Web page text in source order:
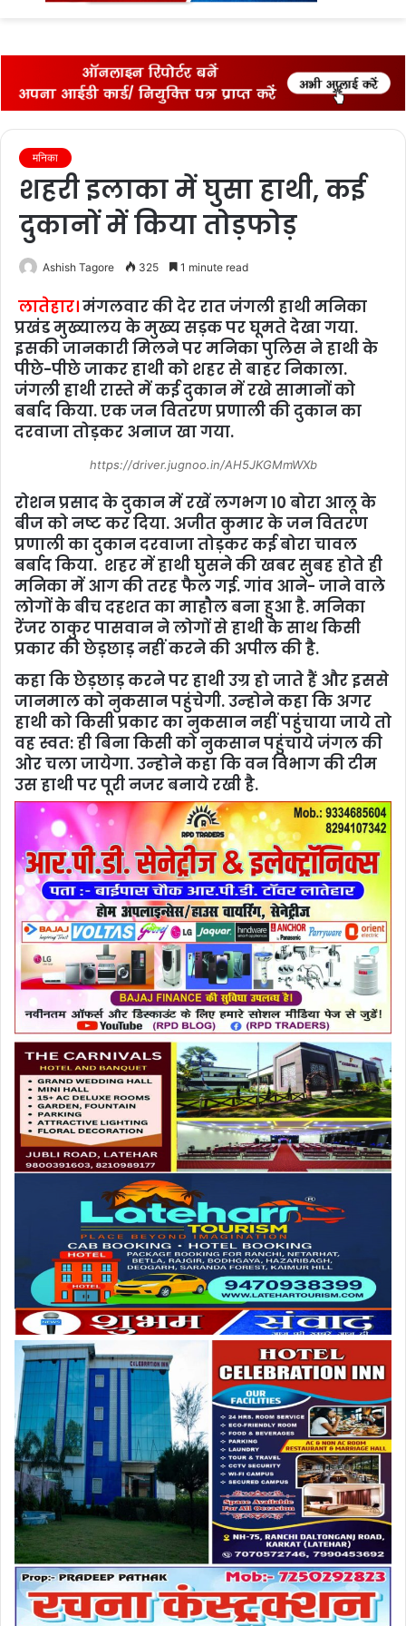
मनिका
शहरी इलाका में घुसा हाथी, कई
दुकानों में किया तोड़फोड़
Ashish Tagore 325 1 minute read
लातेहार।मंगलवार की देर रात जंगली हाथी मनिका
प्रखंड मुख्‍यालय के मुख्‍य सड़क पर घूमते देखा गया.
इसकी जानकारी मिलने पर मनिका पुलिस ने हाथी के
पीछे-पीछे जाकर हाथी को शहर से बाहर निकाला.
जंगली हाथी रास्ते में कई दुकान में रखे सामानों को
बर्बाद किया. एक जन वितरण प्रणाली की दुकान का
दरवाजा तोड़कर अनाज खा गया.
https://driver.jugnoo.in/AH5JKGMmWXb
रोशन प्रसाद के दुकान में रखें लगभग 10 बोरा आलू के
बीज को नष्‍ट कर दिया. अजीत कुमार के जन वितरण
प्रणाली का दुकान दरवाजा तोड़कर कई बोरा चावल
बर्बाद किया. शहर में हाथी घुसने की खबर सुबह होते ही
मनिका में आग की तरह फैल गई. गांव आने- जाने वाले
लोगों के बीच दहशत का माहौल बना हुआ है. मनिका
रेंजर ठाकुर पासवान ने लोगों से हाथी के साथ किसी
प्रकार की छेड़छाड़ नहीं करने की अपील की है.
कहा कि छेड़छाड़ करने पर हाथी उग्र हो जाते हैं और इससे
जानमाल को नुकसान पहुंचेगी. उन्‍होने कहा कि अगर
हाथी को किसी प्रकार का नुकसान नहीं पहुंचाया जाये तो
वह स्‍वत: ही बिना किसी को नुकसान पहुंचाये जंगल की
ओर चला जायेगा. उन्‍होने कहा कि वन विभाग की टीम
उस हाथी पर पूरी नजर बनाये रखी है.